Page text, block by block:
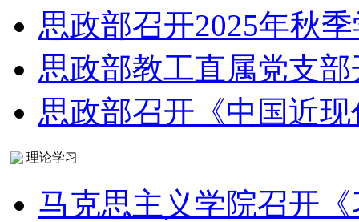
思政部召开2025年秋
思政部教工直属党支
思政部召开《中国近
理论学习
马克思主义学院召开